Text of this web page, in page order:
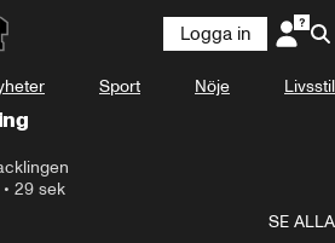
Logga in
Sport Nöje Livsstil
• 29 sek
SE ALLA